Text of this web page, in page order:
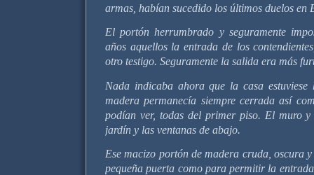
armas, habían sucedido los últimos duelos en
El portón herrumbrado y seguramente
años aquellos la entrada de los
otro testigo. Seguramente la salida era más
Nada indicaba ahora que la casa
madera permanecía siempre cerrada así
podían ver, todas del primer piso. El muro
jardín y las ventanas de abajo.
Ese macizo portón de madera cruda, oscura
pequeña puerta como para permitir la